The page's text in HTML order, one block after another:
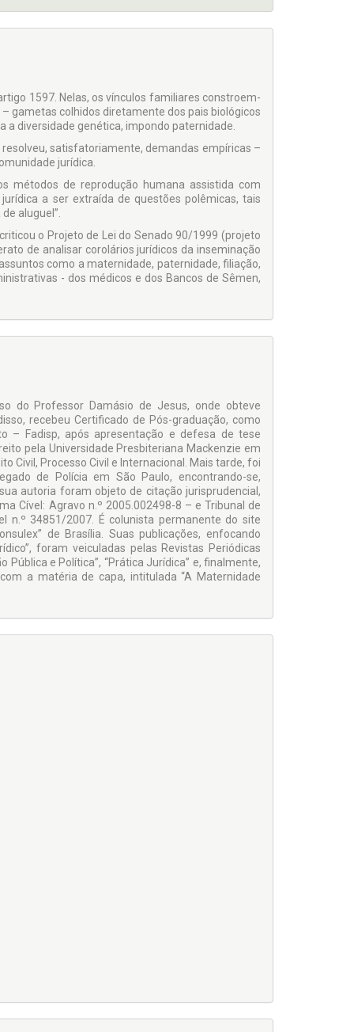
1597. Nelas, os vínculos familiares constroem-
gametas colhidos diretamente dos pais biológicos
diversidade genética, impondo paternidade.
satisfatoriamente, demandas empíricas –
jurídica.
métodos de reprodução humana assistida com
a ser extraída de questões polêmicas, tais
aluguel”.
o Projeto de Lei do Senado 90/1999 (projeto
de analisar corolários jurídicos da inseminação
como a maternidade, paternidade, filiação,
- dos médicos e dos Bancos de Sêmen,
do Professor Damásio de Jesus, onde obteve
recebeu Certificado de Pós-graduação, como
– Fadisp, após apresentação e defesa de tese
pela Universidade Presbiteriana Mackenzie em
Civil, Processo Civil e Internacional. Mais tarde, foi
de Polícia em São Paulo, encontrando-se,
autoria foram objeto de citação jurisprudencial,
Cível: Agravo n.º 2005.002498-8 – e Tribunal de
n.º 34851/2007. É colunista permanente do site
de Brasília. Suas publicações, enfocando
foram veiculadas pelas Revistas Periódicas
Pública e Política”, “Prática Jurídica” e, finalmente,
a matéria de capa, intitulada “A Maternidade